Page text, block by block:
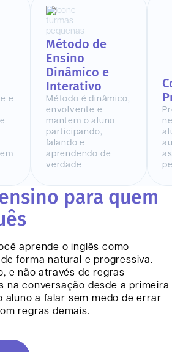
e
Método de
Ensino
Dinâmico e
Interativo
Método é dinâmico,
envolvente e
mantem o aluno
participando,
falando e
aprendendo de
verdade
para quem
aprende o inglês como
forma natural e progressiva.
e não através de regras
na conversação desde a primeira
aluno a falar sem medo de errar
regras demais.